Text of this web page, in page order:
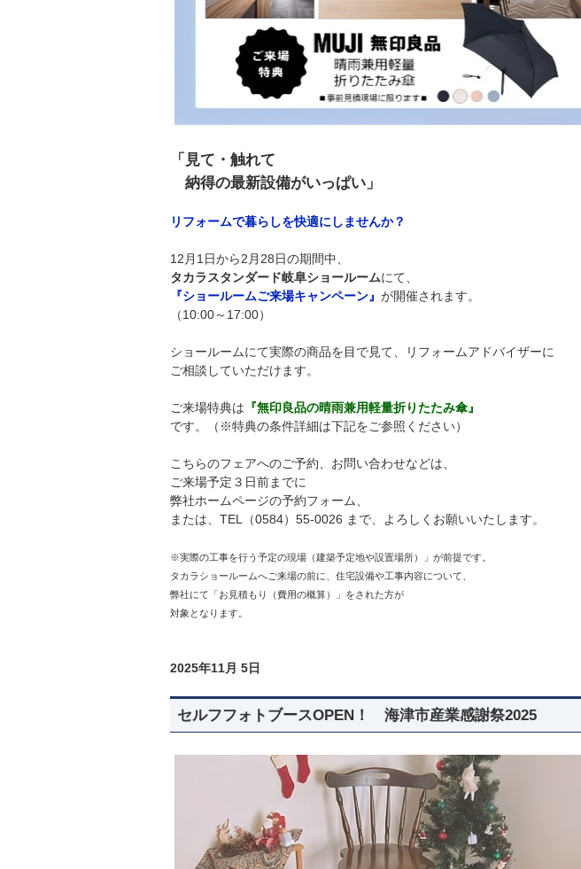
「見て・触れて
納得の最新設備がいっぱい」
リフォームで暮らしを快適にしませんか？
12月1日から2月28日の期間中、
タカラスタンダード岐阜ショールームにて、
『ショールームご来場キャンペーン』 が開催されます。
（10:00～17:00）
ショールームにて実際の商品を目で見て、リフォームアドバイザーに
ご相談していただけます。
ご来場特典は 『無印良品の晴雨兼用軽量折りたたみ傘』
です。（※特典の条件詳細は下記をご参照ください）
こちらのフェアへのご予約、お問い合わせなどは、
ご来場予定３日前までに
弊社ホームページの予約フォーム、
または、TEL（0584）55-0026 まで、よろしくお願いいたします。
※実際の工事を行う予定の現場（建築予定地や設置場所）」が前提です。
タカラショールームへご来場の前に、住宅設備や工事内容について、
弊社にて「お見積もり（費用の概算）」をされた方が
対象となります。
2025年11月 5日
セルフフォトブースOPEN！ 海津市産業感謝祭2025